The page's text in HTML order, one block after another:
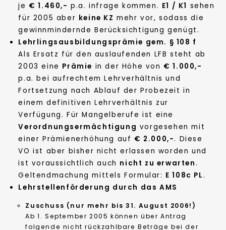
je € 1.460,- p.a. infrage kommen. E1 / K1 sehen
für 2005 aber keine KZ mehr vor, sodass die
gewinnmindernde Berücksichtigung genügt.
Lehrlingsausbildungsprämie gem. § 108 f
Als Ersatz für den auslaufenden LFB steht ab
2003 eine Prämie in der Höhe von € 1.000,-
p.a. bei aufrechtem Lehrverhältnis und
Fortsetzung nach Ablauf der Probezeit in
einem definitiven Lehrverhältnis zur
Verfügung. Für Mangelberufe ist eine
Verordnungsermächtigung vorgesehen mit
einer Prämienerhöhung auf € 2.000,-. Diese
VO ist aber bisher nicht erlassen worden und
ist voraussichtlich auch nicht zu erwarten.
Geltendmachung mittels Formular: E 108c PL.
Lehrstellenförderung durch das AMS
Zuschuss (nur mehr bis 31. August 2006!)
Ab 1. September 2005 können über Antrag
folgende nicht rückzahlbare Beträge bei der